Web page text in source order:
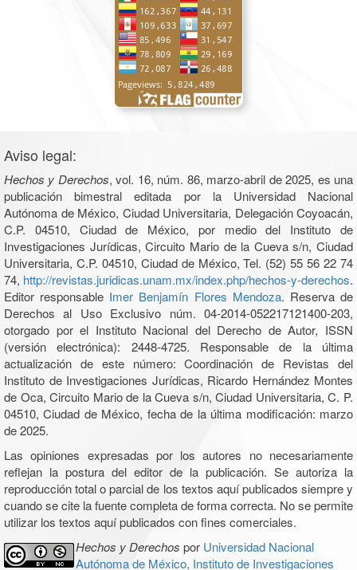
Aviso legal:
Hechos y Derechos, vol. 16, núm. 86, marzo-abril de 2025, es una
publicación bimestral editada por la Universidad Nacional
Autónoma de México, Ciudad Universitaria, Delegación Coyoacán,
C.P. 04510, Ciudad de México, por medio del Instituto de
Investigaciones Jurídicas, Circuito Mario de la Cueva s/n, Ciudad
Universitaria, C.P. 04510, Ciudad de México, Tel. (52) 55 56 22 74
74, http://revistas.juridicas.unam.mx/index.php/hechos-y-derechos.
Editor responsable Imer Benjamín Flores Mendoza. Reserva de
Derechos al Uso Exclusivo núm. 04-2014-052217121400-203,
otorgado por el Instituto Nacional del Derecho de Autor, ISSN
(versión electrónica): 2448-4725. Responsable de la última
actualización de este número: Coordinación de Revistas del
Instituto de Investigaciones Jurídicas, Ricardo Hernández Montes
de Oca, Circuito Mario de la Cueva s/n, Ciudad Universitaria, C. P.
04510, Ciudad de México, fecha de la última modificación: marzo
de 2025.
Las opiniones expresadas por los autores no necesariamente
reflejan la postura del editor de la publicación. Se autoriza la
reproducción total o parcial de los textos aquí publicados siempre y
cuando se cite la fuente completa de forma correcta. No se permite
utilizar los textos aquí publicados con fines comerciales.
Hechos y Derechos por Universidad Nacional
Autónoma de México, Instituto de Investigaciones